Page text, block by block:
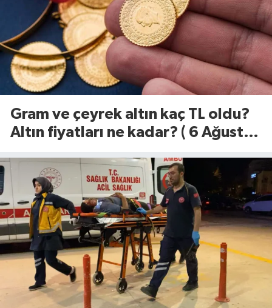
Gram ve çeyrek altın kaç TL oldu?
Altın fiyatları ne kadar? ( 6 Ağustos